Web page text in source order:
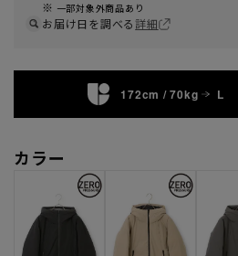
一部対象外商品あり
お届け日を調べる詳細
172cm / 70kg L
カラー